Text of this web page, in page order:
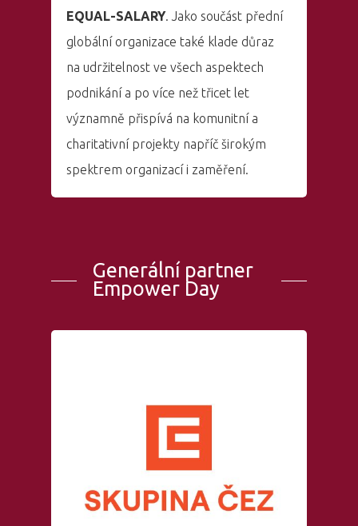
EQUAL-SALARY. Jako součást přední
globální organizace také klade důraz
na udržitelnost ve všech aspektech
podnikání a po více než třicet let
významně přispívá na komunitní a
charitativní projekty napříč širokým
spektrem organizací i zaměření.
Generální partner
Empower Day